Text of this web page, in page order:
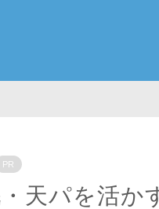
PR
天パを活か